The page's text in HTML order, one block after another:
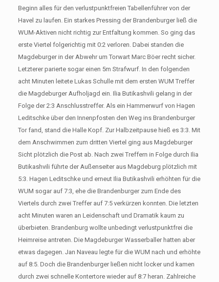
Beginn alles für den verlustpunktfreien Tabellenführer von der
Havel zu laufen. Ein starkes Pressing der Brandenburger ließ die
WUM-Aktiven nicht richtig zur Entfaltung kommen. So ging das
erste Viertel folgerichtig mit 0:2 verloren. Dabei standen die
Magdeburger in der Abwehr um Torwart Marc Böer recht sicher.
Letzterer parierte sogar einen 5m Strafwurf. In den folgenden
acht Minuten leitete Lukas Schulle mit dem ersten WUM Treffer
die Magdeburger Aufholjagd ein. Ilia Butikashvili gelang in der
Folge der 2:3 Anschlusstreffer. Als ein Hammerwurf von Hagen
Leditschke über den Innenpfosten den Weg ins Brandenburger
Tor fand, stand die Halle Kopf. Zur Halbzeitpause hieß es 3:3. Mit
dem Anschwimmen zum dritten Viertel ging aus Magdeburger
Sicht plötzlich die Post ab. Nach zwei Treffern in Folge durch Ilia
Butikashvili führte der Außenseiter aus Magdeburg plötzlich mit
5:3. Hagen Leditschke und erneut Ilia Butikashvili erhöhten für die
WUM sogar auf 7:3, ehe die Brandenburger zum Ende des
Viertels durch zwei Treffer auf 7:5 verkürzen konnten. Die letzten
acht Minuten waren an Leidenschaft und Dramatik kaum zu
überbieten. Brandenburg wollte unbedingt verlustpunktfrei die
Heimreise antreten. Die Magdeburger Wasserballer hatten aber
etwas dagegen. Jan Naveau legte für die WUM nach und erhöhte
auf 8:5. Doch die Brandenburger ließen nicht locker und kamen
durch zwei schnelle Kontertore wieder auf 8:7 heran. Zahlreiche